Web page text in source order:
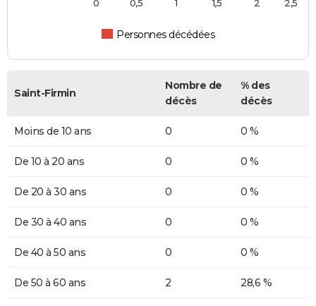
Personnes décédées
0 0,5 1 1,5 2 2,5
Saint-Firmin
Nombre de
décès
% des
décès
Moins de 10 ans 0 0 %
De 10 à 20 ans 0 0 %
De 20 à 30 ans 0 0 %
De 30 à 40 ans 0 0 %
De 40 à 50 ans 0 0 %
De 50 à 60 ans 2 28,6 %